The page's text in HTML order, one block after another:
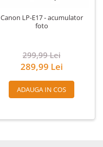
Canon LP-E17 - acumulator
foto
299,99 Lei
289,99 Lei
ADAUGA IN COS